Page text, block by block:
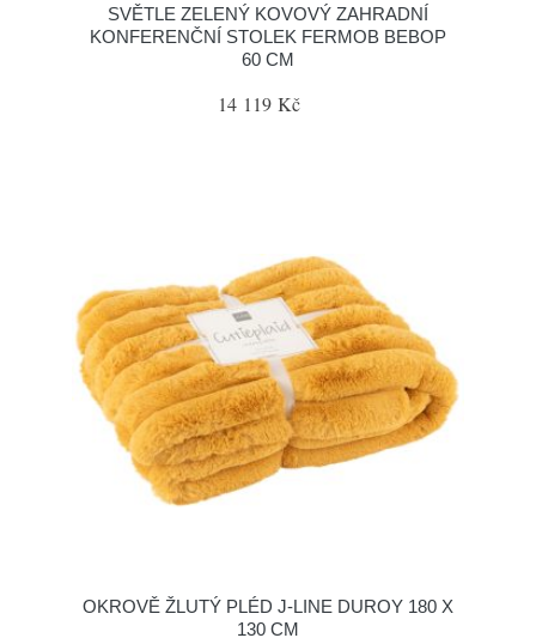
SVĚTLE ZELENÝ KOVOVÝ ZAHRADNÍ
KONFERENČNÍ STOLEK FERMOB BEBOP
60 CM
14 119 Kč
OKROVĚ ŽLUTÝ PLÉD J-LINE DUROY 180 X
130 CM